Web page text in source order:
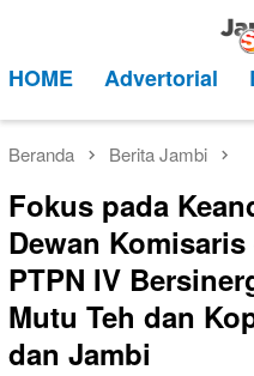
kontenMobile
HOME Advertorial
Beranda Berita Jambi
Fokus pada
Dewan
PTPN IV
Mutu Teh dan
dan Jambi